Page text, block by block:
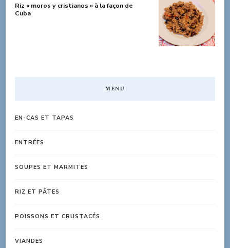
Riz « moros y cristianos » à la façon de
Cuba
MENU
EN-CAS ET TAPAS
ENTRÉES
SOUPES ET MARMITES
RIZ ET PÂTES
POISSONS ET CRUSTACÉS
VIANDES